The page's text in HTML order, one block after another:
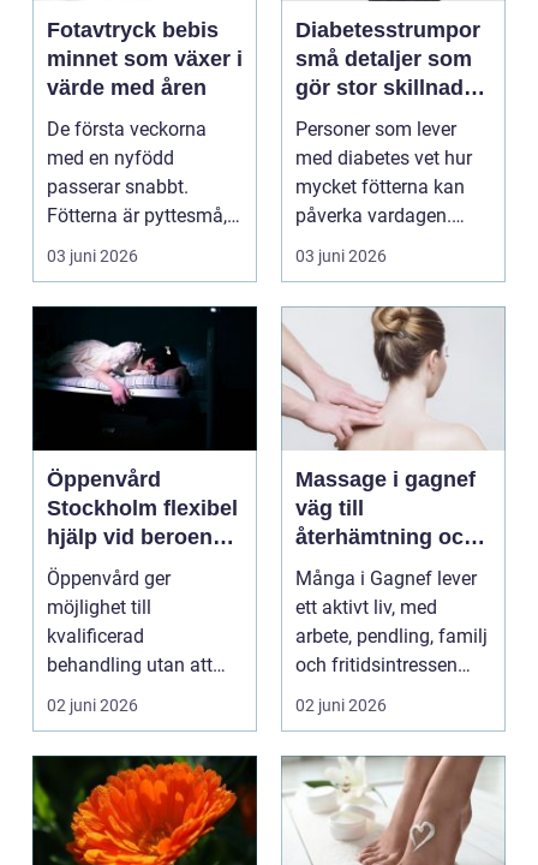
Fotavtryck bebis
minnet som växer i
värde med åren
De första veckorna
med en nyfödd
passerar snabbt.
Fötterna är pyttesmå,
huden är mjuk och
varje lite...
03 juni 2026
Diabetesstrumpor
små detaljer som
gör stor skillnad
för känsliga fötter
Personer som lever
med diabetes vet hur
mycket fötterna kan
påverka vardagen.
Nedsatt känsel, sämre
03 juni 2026
Öppenvård
Stockholm flexibel
hjälp vid beroende
och annan
problematik
Öppenvård ger
möjlighet till
kvalificerad
behandling utan att
personen behöver
lämna sitt hem, sitt ...
02 juni 2026
Massage i gagnef
väg till
återhämtning och
bättre hälsa
Många i Gagnef lever
ett aktivt liv, med
arbete, pendling, familj
och fritidsintressen
som ska få pl...
02 juni 2026